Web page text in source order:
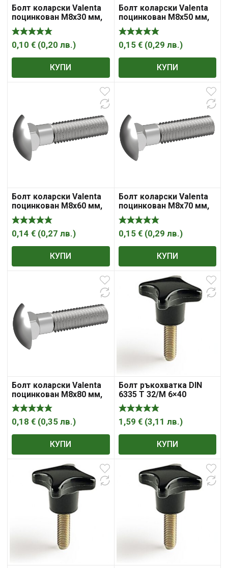
Болт коларски Valenta
поцинкован M8x30 мм,
4.8, 1.25 мм, DIN 603
0,10 € (0,20 лв.)
КУПИ
Болт коларски Valenta
поцинкован M8x50 мм,
4.8, 1.25 мм, DIN 603
0,15 € (0,29 лв.)
КУПИ
Болт коларски Valenta
поцинкован M8x60 мм,
4.8, 1.25 мм, DIN 603
0,14 € (0,27 лв.)
КУПИ
Болт коларски Valenta
поцинкован M8x70 мм,
4.8, 1.25 мм, DIN 603
0,15 € (0,29 лв.)
КУПИ
Болт коларски Valenta
поцинкован M8x80 мм,
4.8, 1.25 мм, DIN 603
0,18 € (0,35 лв.)
КУПИ
Болт ръкохватка DIN
6335 T 32/M 6×40
1,59 € (3,11 лв.)
КУПИ